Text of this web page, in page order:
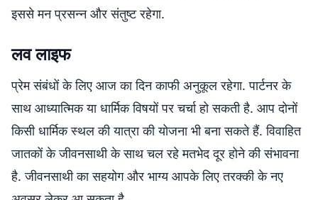
इससे मन प्रसन्न और संतुष्ट रहेगा.
लव लाइफ
प्रेम संबंधों के लिए आज का दिन काफी अनुकूल रहेगा. पार्टनर के
साथ आध्यात्मिक या धार्मिक विषयों पर चर्चा हो सकती है. आप दोनों
किसी धार्मिक स्थल की यात्रा की योजना भी बना सकते हैं. विवाहित
जातकों के जीवनसाथी के साथ चल रहे मतभेद दूर होने की संभावना
है. जीवनसाथी का सहयोग और भाग्य आपके लिए तरक्की के नए